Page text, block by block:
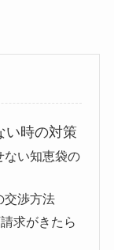
い時の対策
ない知恵袋の
交渉方法
求がきたら